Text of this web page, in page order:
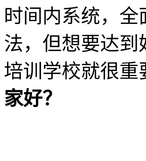
时间内系统，
法，但想要达
培训学校就很重
家好？